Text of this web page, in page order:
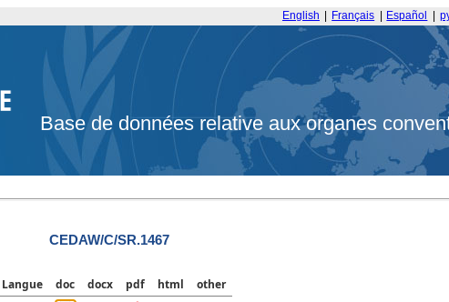
English Français Español
Base de données relative aux organes
CEDAW/C/SR.1467
Langue doc docx pdf html
other